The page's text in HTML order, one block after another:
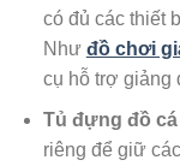
có đủ các thiết
Như đồ chơi
cụ hỗ trợ giảng
Tủ đựng đồ
riêng để giữ